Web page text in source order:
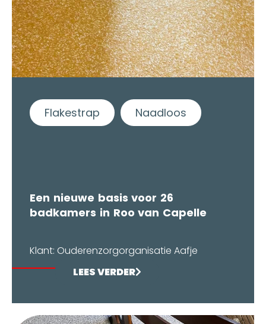
Flakestrap Naadloos
Een nieuwe basis voor 26
badkamers in Roo van Capelle
Klant: Ouderenzorgorganisatie Aafje
LEES VERDER